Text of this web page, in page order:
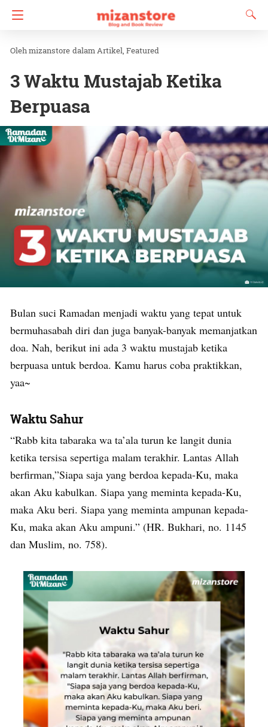
mizanstore dalamArtikel Featured
3 Waktu Mustajab Ketika
Berpuasa
Bulan suci Ramadan menjadi waktu yang tepat untuk
bermuhasabah diri dan juga banyak-banyak memanjatkan
doa. Nah, berikut ini ada 3 waktu mustajab ketika
berpuasa untuk berdoa. Kamu harus coba praktikkan,
yaa~
Waktu Sahur
“Rabb kita tabaraka wa ta’ala turun ke langit dunia
ketika tersisa sepertiga malam terakhir. Lantas Allah
berfirman,”Siapa saja yang berdoa kepada-Ku, maka
akan Aku kabulkan. Siapa yang meminta kepada-Ku,
maka Aku beri. Siapa yang meminta ampunan kepada-
Ku, maka akan Aku ampuni.” (HR. Bukhari, no. 1145
dan Muslim, no. 758).